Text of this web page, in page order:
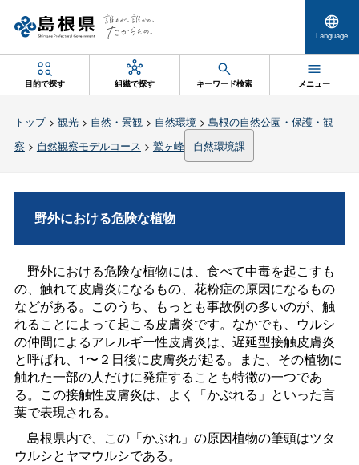
Language
目的で探す 組織で探す キーワード検索 メニュー
トップ> 観光> 自然・景観> 自然環境> 島根の自然公園・保護・観
察 > 自然観察モデルコース > 鷲ヶ峰 自然環境課
野外における危険な植物
野外における危険な植物には、食べて中毒を起こすも
の、触れて皮膚炎になるもの、花粉症の原因になるもの
などがある。このうち、もっとも事故例の多いのが、触
れることによって起こる皮膚炎です。なかでも、ウルシ
の仲間によるアレルギー性皮膚炎は、遅延型接触皮膚炎
と呼ばれ、1〜２日後に皮膚炎が起る。また、その植物に
触れた一部の人だけに発症することも特徴の一つであ
る。この接触性皮膚炎は、よく「かぶれる」といった言
葉で表現される。
島根県内で、この「かぶれ」の原因植物の筆頭はツタ
ウルシとヤマウルシである。